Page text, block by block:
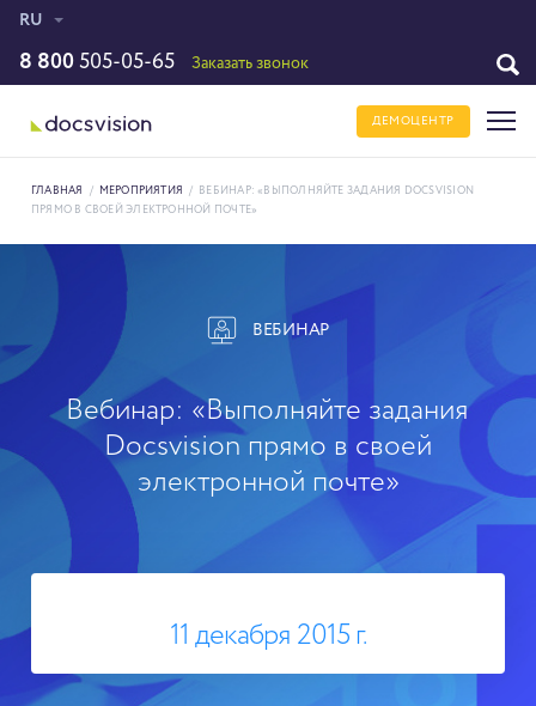
RU
8 800 505-05-65 Заказать звонок
ДЕМОЦЕНТР
ГЛАВНАЯ / МЕРОПРИЯТИЯ /
ВЕБИНАР: «ВЫПОЛНЯЙТЕ ЗАДАНИЯ DOCSVISION
ПРЯМО В СВОЕЙ ЭЛЕКТРОННОЙ ПОЧТЕ»
ВЕБИНАР
Вебинар: «Выполняйте задания
Docsvision прямо в своей
электронной почте»
11 декабря 2015 г.